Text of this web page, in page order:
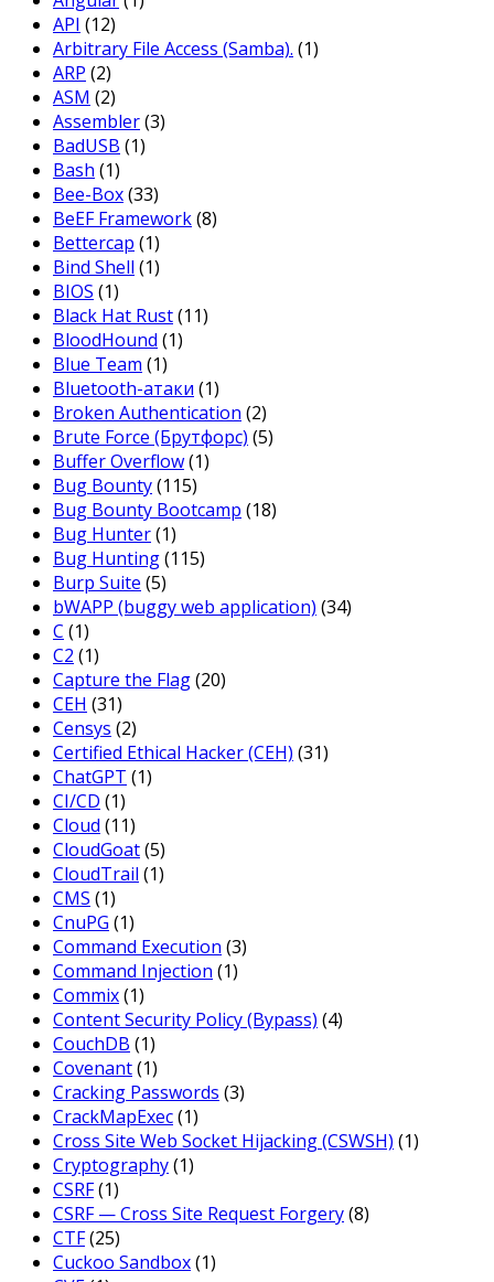
API (12)
Arbitrary File Access (Samba). (1)
ARP (2)
ASM (2)
Assembler(3)
BadUSB (1)
Bash (1)
Bee-Box(33)
BeEF Framework(8)
Bettercap (1)
Bind Shell (1)
BIOS (1)
Black Hat Rust(11)
BloodHound (1)
Blue Team (1)
Bluetooth-атаки (1)
Broken Authentication (2)
Brute Force (Брутфорс) (5)
Buffer Overflow(1)
Bug Bounty(115)
Bug Bounty Bootcamp (18)
Bug Hunter(1)
Bug Hunting(115)
Burp Suite (5)
bWAPP (buggy web application) (34)
C (1)
C2 (1)
Capture the Flag(20)
CEH (31)
Censys (2)
Certified Ethical Hacker (CEH) (31)
ChatGPT (1)
CI/CD (1)
Cloud (11)
CloudGoat(5)
CloudTrail (1)
CMS (1)
CnuPG (1)
Command Execution (3)
Command Injection (1)
Commix(1)
Content Security Policy (Bypass) (4)
CouchDB (1)
Covenant(1)
Cracking Passwords (3)
CrackMapExec(1)
Cross Site Web Socket Hijacking (CSWSH) (1)
Cryptography(1)
CSRF(1)
CSRF — Cross Site Request Forgery(8)
CTF(25)
Cuckoo Sandbox(1)